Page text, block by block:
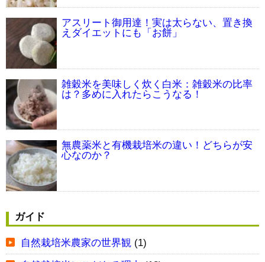
アスリート御用達！実は太らない、置き換
えダイエットにも「お餅」
雑穀米を美味しく炊く白米：雑穀米の比率
は？多めに入れたらこうなる！
無農薬米と有機栽培米の違い！どちらが安
心なのか？
ガイド
自然栽培米農家の世界観 (1)